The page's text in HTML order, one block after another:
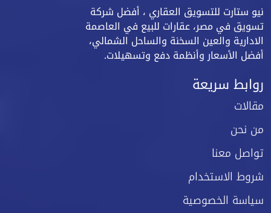
نيو ستارت للتسويق العقاري ، أفضل شركة
تسويق في مصر، عقارات للبيع في العاصمة
الادارية والعين السخنة والساحل الشمالي،
أفضل الأسعار وأنظمة دفع وتسهيلات.
روابط سريعة
مقالات
من نحن
تواصل معنا
شروط الاستخدام
سياسة الخصوصية